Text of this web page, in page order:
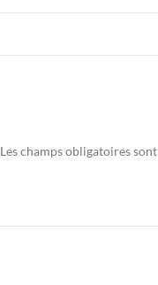
Les champs obligatoires sont